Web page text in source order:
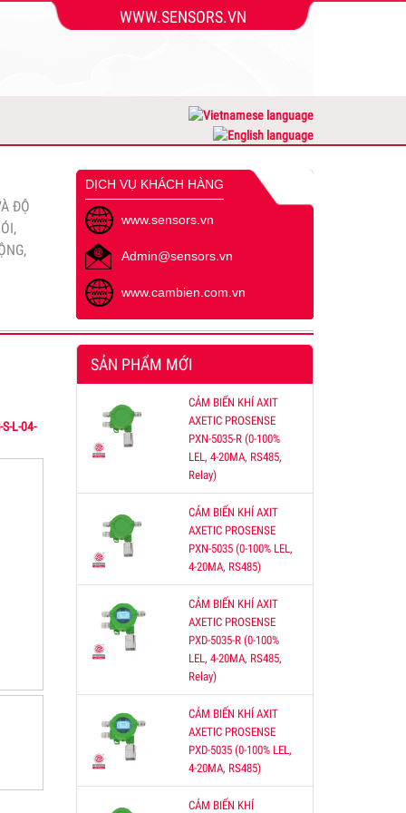
WWW.SENSORS.VN
3
ĐỘ
DỊCH VỤ KHÁCH HÀNG
www.sensors.vn
Admin@sensors.vn
www.cambien.com.vn
L-04-
SẢN PHẨM MỚI
CẢM BIẾN KHÍ AXIT
AXETIC PROSENSE
PXN-5035-R (0-100%
LEL, 4-20MA, RS485,
Relay)
CẢM BIẾN KHÍ AXIT
AXETIC PROSENSE
PXN-5035 (0-100% LEL,
4-20MA, RS485)
CẢM BIẾN KHÍ AXIT
AXETIC PROSENSE
PXD-5035-R (0-100%
LEL, 4-20MA, RS485,
Relay)
CẢM BIẾN KHÍ AXIT
AXETIC PROSENSE
PXD-5035 (0-100% LEL,
4-20MA, RS485)
CẢM BIẾN KHÍ